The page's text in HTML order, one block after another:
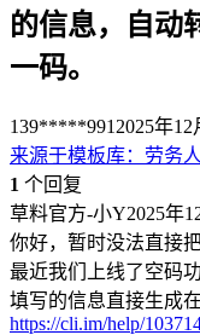
的信息，自动
一码。
139*****991 2025年12
来源于模板库： 劳务
1 个回复
草料官方-小Y2025年
你好，暂时没法直接
最近我们上线了空码
填写的信息直接生成
https://cli.im/help/